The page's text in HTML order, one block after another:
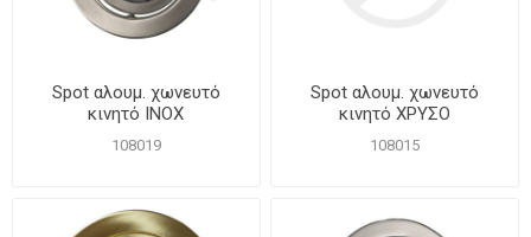
Spot αλουμ. χωνευτό
κινητό INOX
108019
Spot αλουμ. χωνευτό
κινητό ΧΡΥΣΟ
108015